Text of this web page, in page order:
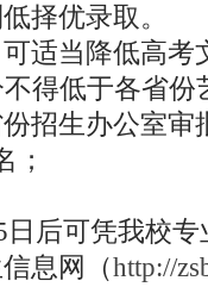
择优录取。
当降低高考
不得低于各省
招生办公室审
；
后可凭我校专
息网（http://